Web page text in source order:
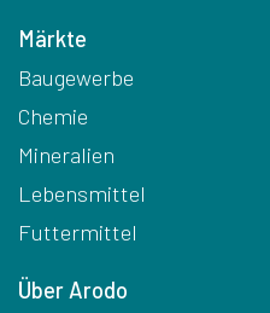
Märkte
Baugewerbe
Chemie
Mineralien
Lebensmittel
Futtermittel
Über Arodo